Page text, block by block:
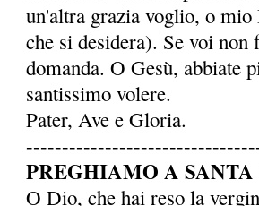
un'altra grazia voglio, o
che si desidera). Se voi
domanda. O Gesù, abbiate
santissimo volere.
Pater, Ave e Gloria.
PREGHIAMO A
O Dio, che hai reso la